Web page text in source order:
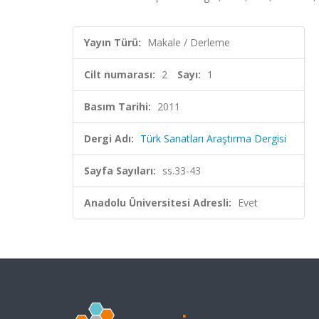
Yayın Türü: Makale / Derleme
Cilt numarası: 2 Sayı: 1
Basım Tarihi: 2011
Dergi Adı: Türk Sanatları Araştırma Dergisi
Sayfa Sayıları: ss.33-43
Anadolu Üniversitesi Adresli: Evet